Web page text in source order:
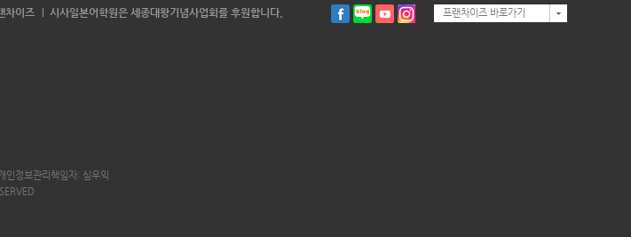
차이즈 시사일본어학원은 세종대왕기념사업회를 후원합니다.
정보관리책임자: 심우익
프랜차이즈 바로가기